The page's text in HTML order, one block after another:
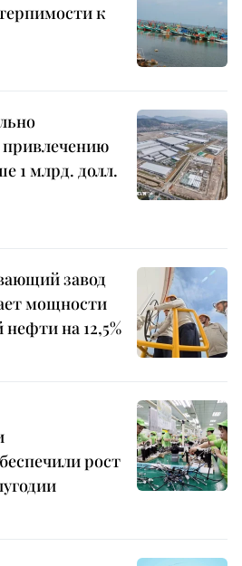
к
1 млрд. долл.
завод
мощности
на 12,5%
рост